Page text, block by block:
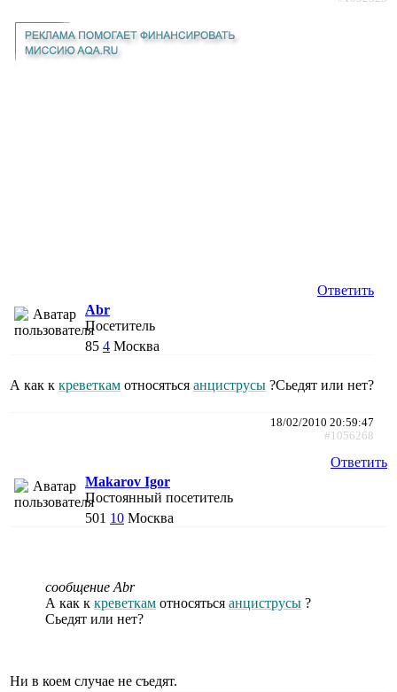
Ответить
Abr
Посетитель
85 4 Москва
А как к креветкам относяться анциструсы ?Сьедят или нет?
18/02/2010 20:59:47
#1056268
Ответить
Makarov Igor
Постоянный посетитель
501 10 Москва
сообщение Abr
А как к креветкам относяться анциструсы ?
Сьедят или нет?
Ни в коем случае не съедят.